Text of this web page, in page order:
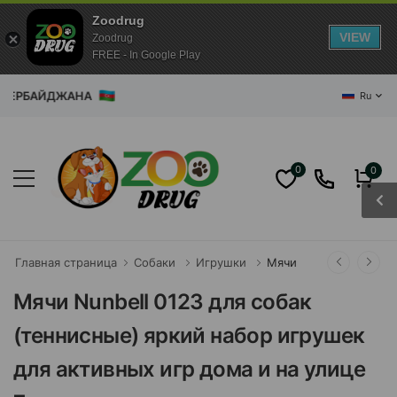
Ru
0 0
Главная страница Собаки Игрушки Мячи
Мячи Nunbell 0123 для собак
(теннисные) яркий набор игрушек
для активных игр дома и на улице
Zoodrug
Zoodrug
FREE - In Google Play
VIEW